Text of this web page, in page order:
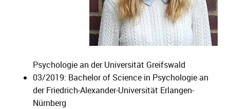
Psychologie an der Universität Greifswald
03/2019: Bachelor of Science in Psychologie an
der Friedrich-Alexander-Universität Erlangen-
Nürnberg